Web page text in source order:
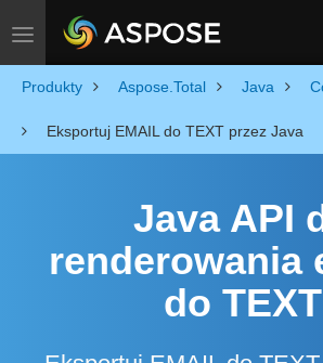
Toggle navigation
Produkty Aspose.Total Java
Eksportuj EMAIL do TEXT przez Java
Java API
renderowania
do TEXT